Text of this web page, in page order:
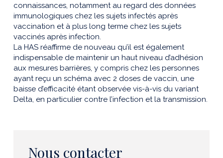
connaissances, notamment au regard des données
immunologiques chez les sujets infectés après
vaccination et à plus long terme chez les sujets
vaccinés après infection.
La HAS réaffirme de nouveau qu’il est également
indispensable de maintenir un haut niveau d’adhésion
aux mesures barrières, y compris chez les personnes
ayant reçu un schéma avec 2 doses de vaccin, une
baisse d’efficacité étant observée vis-à-vis du variant
Delta, en particulier contre l’infection et la transmission.
Nous contacter